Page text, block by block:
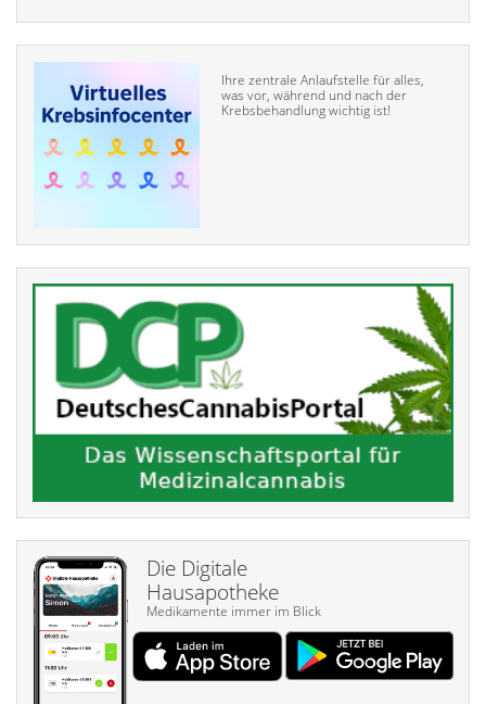
Ihre zentrale Anlaufstelle für alles,
was vor, während und nach der
Krebsbehandlung wichtig ist!
Die Digitale
Hausapotheke
Medikamente immer im Blick